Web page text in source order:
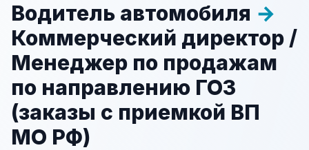
Водитель автомобиля →
Коммерческий директор /
Менеджер по продажам
по направлению ГОЗ
(заказы с приемкой ВП
МО РФ)